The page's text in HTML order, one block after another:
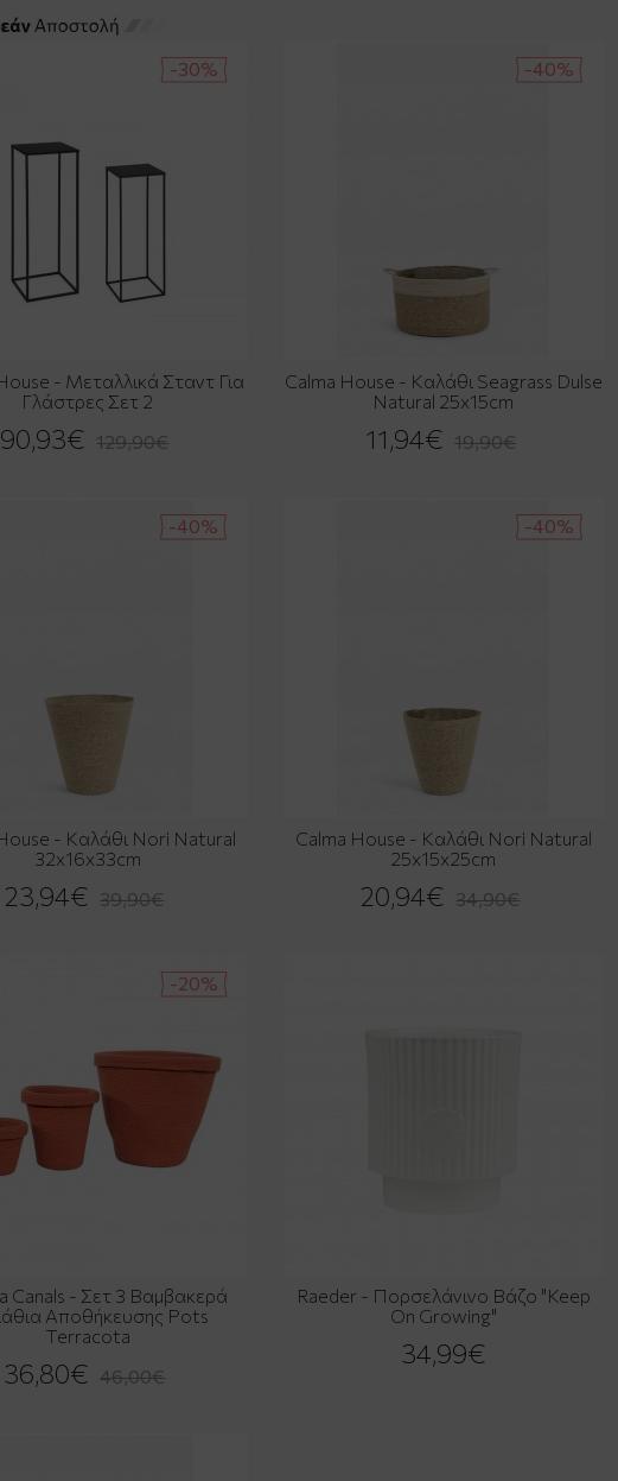
-30%
- Μεταλλικά Σταντ Για
Γλάστρες Σετ 2
90,93€ 129,90€
-40%
Calma House - Καλάθι Seagrass Dulse
Natural 25x15cm
11,94€ 19,90€
-40%
- Καλάθι Nori Natural
32x16x33cm
23,94€ 39,90€
-40%
Calma House - Καλάθι Nori Natural
25x15x25cm
20,94€ 34,90€
-20%
Canals - Σετ 3 Βαμβακερά
Αποθήκευσης Pots
Terracota
36,80€ 46,00€
Raeder - Πορσελάνινο Βάζo "Keep
On Growing"
34,99€